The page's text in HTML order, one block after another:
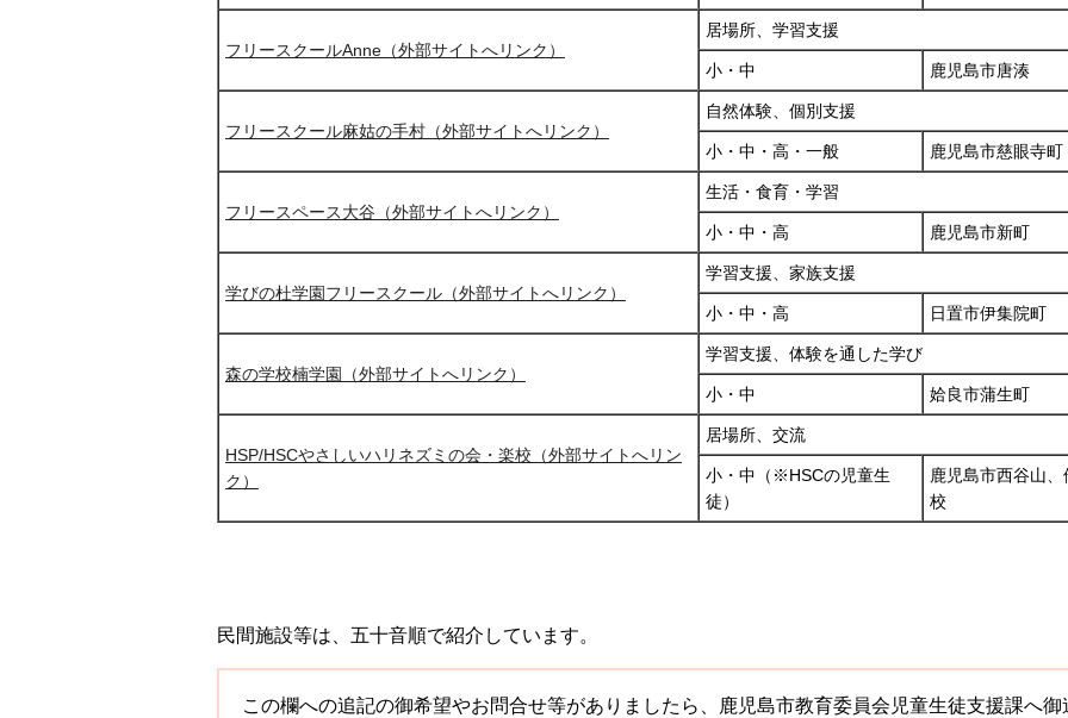
フリースクールAnne（外部サイトへリンク）
居場所、学習支援
小・中 鹿児島市唐湊
フリースクール麻姑の手村（外部サイトへリンク）
自然体験、個別支援
小・中・高・一般 鹿児島市慈眼寺町
フリースペース大谷（外部サイトへリンク）
生活・食育・学習
小・中・高 鹿児島市新町
学びの杜学園フリースクール（外部サイトへリンク）
学習支援、家族支援
小・中・高 日置市伊集院町
森の学校楠学園（外部サイトへリンク）
学習支援、体験を通した学び
小・中 姶良市蒲生町
HSP/HSCやさしいハリネズミの会・楽校（外部サイトへリン
ク）
居場所、交流
小・中（※HSCの児童生
徒）
鹿児島市西谷山、
校
民間施設等は、五十音順で紹介しています。
この欄への追記の御希望やお問合せ等がありましたら、鹿児島市教育委員会児童生徒支援課へ御